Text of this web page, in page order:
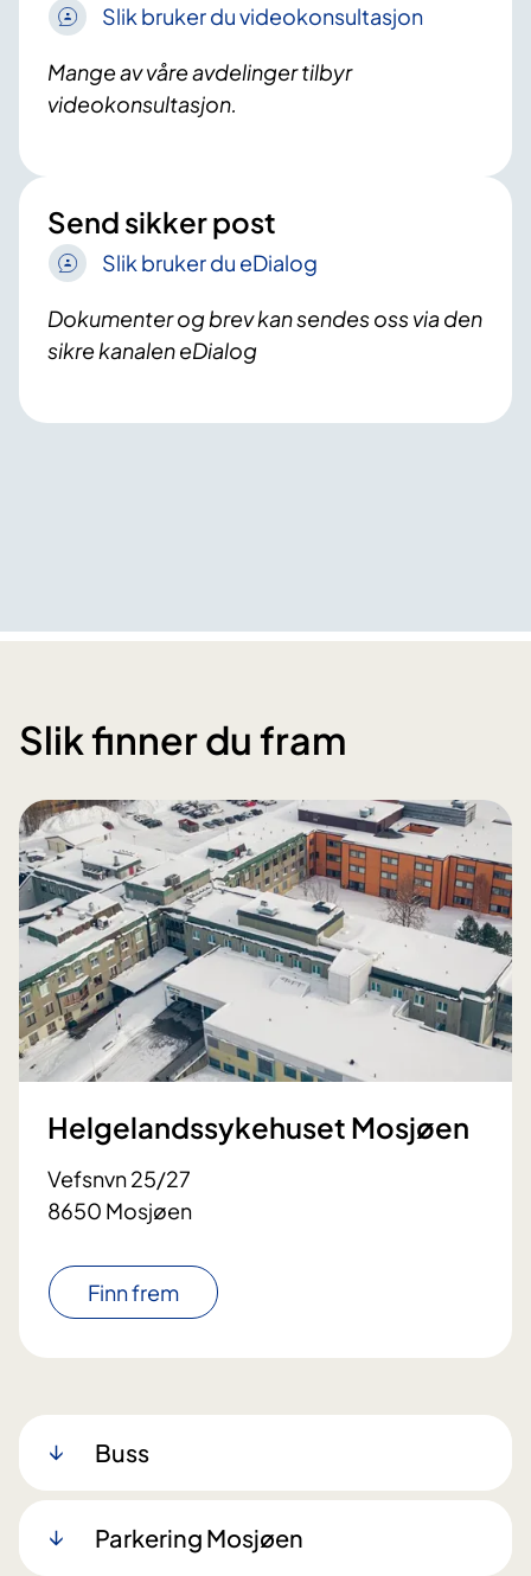
Slik bruker du videokonsultasjon
Mange av våre avdelinger tilbyr
videokonsultasjon.
Send sikker post
Slik bruker du eDialog
Dokumenter og brev kan sendes oss via den
sikre kanalen eDialog
Slik finner du fram
Helgelandssykehuset Mosjøen
Vefsnvn 25/27
8650 Mosjøen
Finn frem
Buss
Parkering Mosjøen